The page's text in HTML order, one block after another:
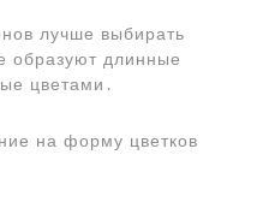
лучше выбирать
образуют длинные
цветами․
на форму цветков